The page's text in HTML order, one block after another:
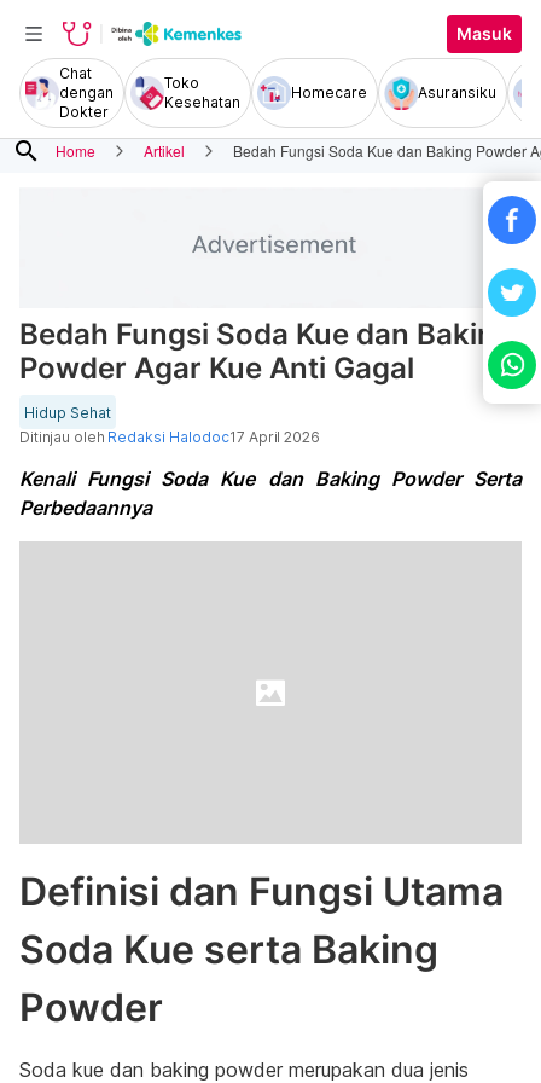
Masuk
Chat
dengan
Dokter
Toko
Kesehatan
Homecare Asuransiku
search Home Artikel Bedah Fungsi Soda Kue dan Baking Powder
Bedah Fungsi Soda Kue dan Baking
Powder Agar Kue Anti Gagal
Hidup Sehat
Ditinjau oleh Redaksi Halodoc17 April 2026
Kenali Fungsi Soda Kue dan Baking Powder Serta
Perbedaannya
Definisi dan Fungsi Utama
Soda Kue serta Baking
Powder
Soda kue dan baking powder merupakan dua jenis